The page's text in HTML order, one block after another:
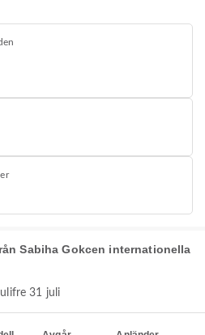
Sabiha Gokcen internationella
fre 31 juli